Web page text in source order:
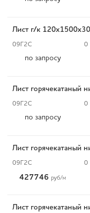
Лист г/к
09Г2С 0
по запросу
Лист горячекатаный
09Г2С 0
по запросу
Лист горячекатаный
09Г2С 0
427746 руб/м
Лист горячекатаный